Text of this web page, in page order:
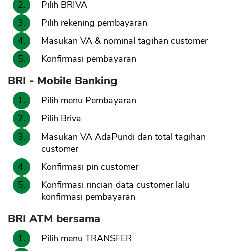
Pilih BRIVA
Pilih rekening pembayaran
Masukan VA & nominal tagihan customer
Konfirmasi pembayaran
BRI - Mobile Banking
Pilih menu Pembayaran
Pilih Briva
Masukan VA AdaPundi dan total tagihan
customer
Konfirmasi pin customer
Konfirmasi rincian data customer lalu
konfirmasi pembayaran
BRI ATM bersama
Pilih menu TRANSFER